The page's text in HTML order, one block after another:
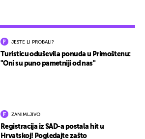
JESTE LI PROBALI?
Turisticu oduševila ponuda u Primoštenu:
"Oni su puno pametniji od nas"
ZANIMLJIVO
Registracija iz SAD-a postala hit u
Hrvatskoj! Pogledajte zašto